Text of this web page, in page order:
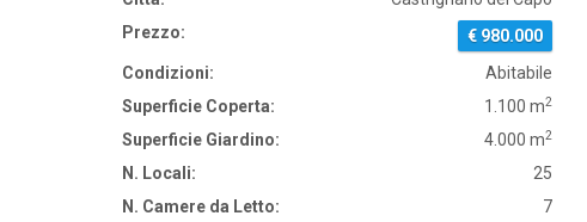
Prezzo:
€ 980.000
Condizioni:
Abitabile
Superficie Coperta:
1.100 m2
Superficie Giardino: 4.000 m2
N. Locali:
25
N. Camere da Letto:
7